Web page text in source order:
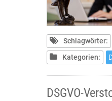
Schlagwörter:
Kategorien:
DSGVO-